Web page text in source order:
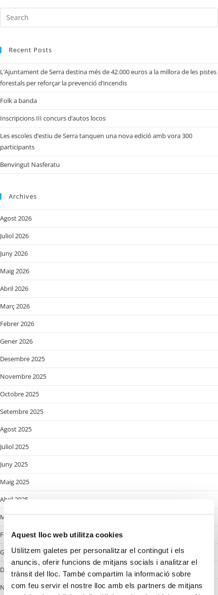
Aquest lloc web utilitza cookies
Utilitzem galetes per personalitzar el contingut i els
anuncis, oferir funcions de mitjans socials i analitzar el
trànsit del lloc. També compartim la informació sobre
com feu servir el nostre lloc amb els partners de mitjans
Recent Posts
L’Ajuntament de Serra destina més de 42.000 euros a la millora de les pistes
forestals per reforçar la prevenció d’incendis
Folk a banda
Inscripcions III concurs d’autos locos
Les escoles d’estiu de Serra tanquen una nova edició amb vora 300
participants
Benvingut Nasferatu
Archives
Agost 2026
Juliol 2026
Juny 2026
Maig 2026
Abril 2026
Març 2026
Febrer 2026
Gener 2026
Desembre 2025
Novembre 2025
Octobre 2025
Setembre 2025
Agost 2025
Juliol 2025
Juny 2025
Maig 2025
Abril 2025
Març 2025
Febrer 2025
Gener 2025
Desembre 2024
Novembre 2024